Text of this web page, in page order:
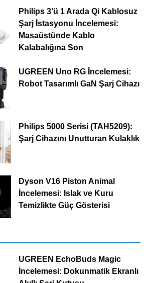
Philips 3’ü 1 Arada Qi Kablosuz
Şarj İstasyonu İncelemesi:
Masaüstünde Kablo
Kalabalığına Son
UGREEN Uno RG İncelemesi:
Robot Tasarımlı GaN Şarj Cihazı
Philips 5000 Serisi (TAH5209):
Şarj Cihazını Unutturan Kulaklık
Dyson V16 Piston Animal
İncelemesi: Islak ve Kuru
Temizlikte Güç Gösterisi
UGREEN EchoBuds Magic
İncelemesi: Dokunmatik Ekranlı